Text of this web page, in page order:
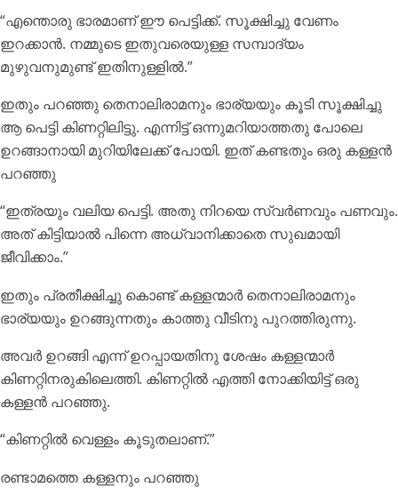
“എന്തൊരു ഭാരമാണ് ഈ പെട്ടിക്ക്. സൂക്ഷിച്ചു വേണം
ഇറക്കാൻ. നമ്മുടെ ഇതുവരെയുള്ള സമ്പാദ്യം
മുഴുവനുമുണ്ട് ഇതിനുള്ളിൽ.”
ഇതും പറഞ്ഞു തെനാലിരാമനും ഭാര്യയും കൂടി സൂക്ഷിച്ചു
ആ പെട്ടി കിണറ്റിലിട്ടു. എന്നിട്ട് ഒന്നുമറിയാത്തതു പോലെ
ഉറങ്ങാനായി മുറിയിലേക്ക് പോയി. ഇത് കണ്ടതും ഒരു കള്ളൻ
പറഞ്ഞു
“ഇത്രയും വലിയ പെട്ടി. അതു നിറയെ സ്വർണവും പണവും.
അത് കിട്ടിയാൽ പിന്നെ അധ്വാനിക്കാതെ സുഖമായി
ജീവിക്കാം.”
ഇതും പ്രതീക്ഷിച്ചു കൊണ്ട് കള്ളന്മാർ തെനാലിരാമനും
ഭാര്യയും ഉറങ്ങുന്നതും കാത്തു വീടിനു പുറത്തിരുന്നു.
അവർ ഉറങ്ങി എന്ന് ഉറപ്പായതിനു ശേഷം കള്ളന്മാർ
കിണറ്റിനരുകിലെത്തി. കിണറ്റിൽ എത്തി നോക്കിയിട്ട് ഒരു
കള്ളൻ പറഞ്ഞു.
“കിണറ്റിൽ വെള്ളം കൂടുതലാണ്.”
രണ്ടാമത്തെ കള്ളനും പറഞ്ഞു